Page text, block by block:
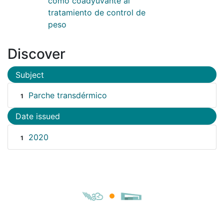
tratamiento de control de
peso
Discover
Subject
1 Parche transdérmico
Date issued
1 2020